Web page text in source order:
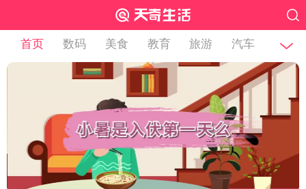
首页 数码 美食 教育 旅游 汽车